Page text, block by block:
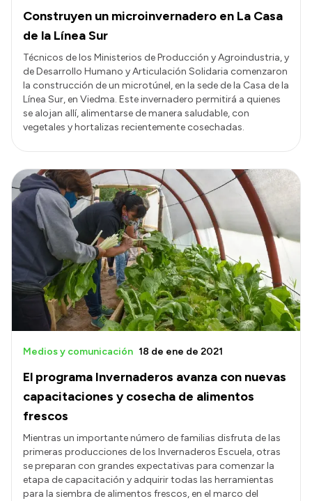
Construyen un microinvernadero en La Casa
de la Línea Sur
Técnicos de los Ministerios de Producción y Agroindustria, y
de Desarrollo Humano y Articulación Solidaria comenzaron
la construcción de un microtúnel, en la sede de la Casa de la
Línea Sur, en Viedma. Este invernadero permitirá a quienes
se alojan allí, alimentarse de manera saludable, con
vegetales y hortalizas recientemente cosechadas.
El programa Invernaderos avanza con nuevas
capacitaciones y cosecha de alimentos
frescos
Medios y comunicación 18 de ene de 2021
Mientras un importante número de familias disfruta de las
primeras producciones de los Invernaderos Escuela, otras
se preparan con grandes expectativas para comenzar la
etapa de capacitación y adquirir todas las herramientas
para la siembra de alimentos frescos, en el marco del